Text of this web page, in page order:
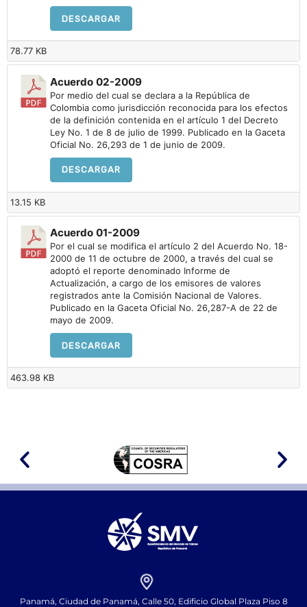
DESCARGAR
78.77 KB
Acuerdo 02-2009
Por medio del cual se declara a la República de
Colombia como jurisdicción reconocida para los efectos
de la definición contenida en el artículo 1 del Decreto
Ley No. 1 de 8 de julio de 1999. Publicado en la Gaceta
Oficial No. 26,293 de 1 de junio de 2009.
DESCARGAR
13.15 KB
Acuerdo 01-2009
Por el cual se modifica el artículo 2 del Acuerdo No. 18-
2000 de 11 de octubre de 2000, a través del cual se
adoptó el reporte denominado Informe de
Actualización, a cargo de los emisores de valores
registrados ante la Comisión Nacional de Valores.
Publicado en la Gaceta Oficial No. 26,287-A de 22 de
mayo de 2009.
DESCARGAR
463.98 KB
Panamá, Ciudad de Panamá, Calle 50, Edificio Global Plaza Piso 8